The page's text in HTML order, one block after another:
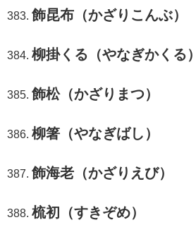
飾昆布（かざりこんぶ）
柳掛くる（やなぎかくる）
飾松（かざりまつ）
柳箸（やなぎばし）
飾海老（かざりえび）
梳初（すきぞめ）